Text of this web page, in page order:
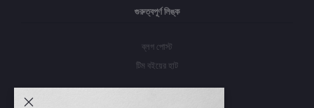
গুরুত্বপূর্ণ লিঙ্ক
ব্লগ পোস্ট
টিম বইয়ের হাট